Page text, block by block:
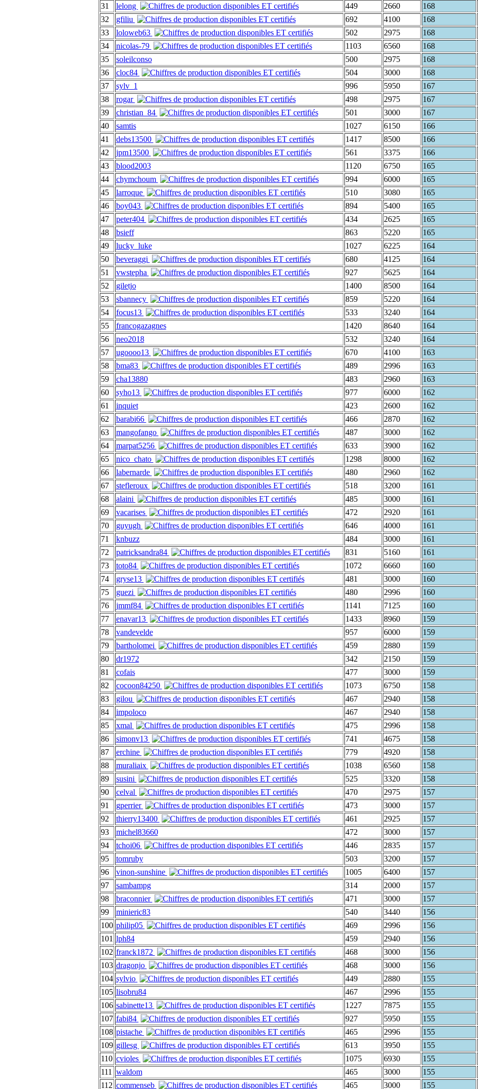
31
lelong 449 2660
168
32
gfiliu 692 4100
168
33
loloweb63 502 2975
168
34
nicolas-79 1103 6560
168
35
soleilconso 500 2975
168
36
cloc84 504 3000
168
37
sylv_1 996 5950
167
38
rogar 498 2975
167
39
christian_84 501 3000
167
40
samtis 1027 6150
166
41
debs13500 1417 8500
166
42
jpm13500 561 3375
166
43
blood2003 1120 6750
165
44
chymchoum 994 6000
165
45
larroque 510 3080
165
46
boy043 894 5400
165
47
peter404 434 2625
165
48
bsieff 863 5220
165
49
lucky_luke 1027 6225
164
50
beveraggi 680 4125
164
51
vwstepha 927 5625
164
52
giletjo 1400 8500
164
53
sbannecy 859 5220
164
54
focus13 533 3240
164
55
francogazagnes 1420 8640
164
56
neo2018 532 3240
164
57
ugoooo13 670 4100
163
58
bma83 489 2996
163
59
cha13880 483 2960
163
60
syho13 977 6000
162
61
inquiet 423 2600
162
62
barabi66 466 2870
162
63
mangofango 487 3000
162
64
marpat5256 633 3900
162
65
nico_chato 1298 8000
162
66
labernarde 480 2960
162
67
stefleroux 518 3200
161
68
alaini 485 3000
161
69
vacarises 472 2920
161
70
guyugh 646 4000
161
71
knbuzz 484 3000
161
72
patricksandra84 831 5160
161
73
toto84 1072 6660
160
74
gryse13 481 3000
160
75
guezi 480 2996
160
76
jmmf84 1141 7125
160
77
enavar13 1433 8960
159
78
vandevelde 957 6000
159
79
bartholomei 459 2880
159
80
dr1972 342 2150
159
81
cofais 477 3000
159
82
cocoon84250 1073 6750
158
83
gilou 467 2940
158
84
impoloco 467 2940
158
85
xmal 475 2996
158
86
simonv13 741 4675
158
87
erchine 779 4920
158
88
muraliaix 1038 6560
158
89
susini 525 3320
158
90
celval 470 2975
157
91
gperrier 473 3000
157
92
thierry13400 461 2925
157
93
michel83660 472 3000
157
94
tchoi06 446 2835
157
95
tomruby 503 3200
157
96
vinon-sunshine 1005 6400
157
97
sambampg 314 2000
157
98
braconnier 471 3000
157
99
minieric83 540 3440
156
100 philip05 469 2996
156
101 lph84 459 2940
156
102 franck1872 468 3000
156
103 dragonjo 468 3000
156
104 sylvio 449 2880
155
105 lisobru84 467 2996
155
106 sabinette13 1227 7875
155
107 fabi84 927 5950
155
108 pistache 465 2996
155
109 gillesg 613 3950
155
110 cvioles 1075 6930
155
111
waldom 465 3000
155
112 commenseb 465 3000 155